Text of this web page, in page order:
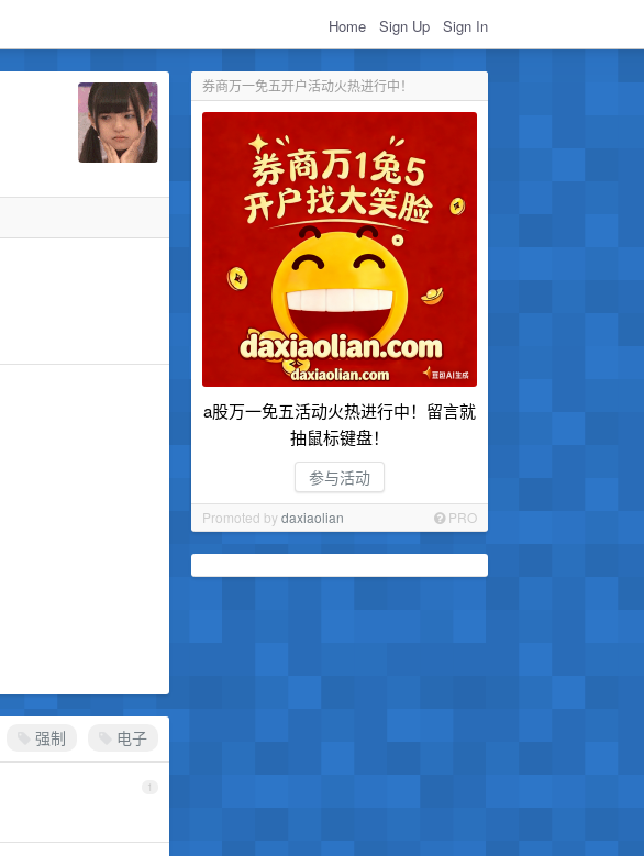
Home Sign Up Sign In
券商万一免五开户活动火热进行中！
a股万一免五活动火热进行中！留言就
抽鼠标键盘！
参与活动
Promoted bydaxiaolian PRO
强制 电子
1